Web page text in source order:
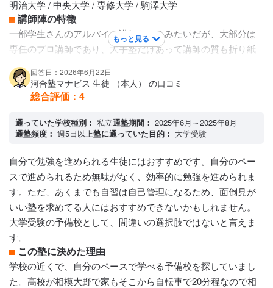
明治大学 / 中央大学 / 専修大学 / 駒澤大学
講師陣の特徴
一部学生さんのアルバイト講師もいるみたいだが、大部分は
専任のプロ講師であり、大手塾だけあって講師の質も折り紙
間違い。信じて付いて行けばそれなりの成績になっていくと
思われる。
年間通して、テキストベースに講師の説明を聴いていく聴講
方式の対面授業であった。年度の初め頃は基礎的な内容を中
ード的な内容に徐々にシフトしていき、最後は過去問に付随
した内容及び問題へのアプローチの仕方を学習していく感じ
かな？
保護者への連絡手段
電話連絡
アクセス・周りの環境
駅近くに立地している。大通りにあっても比較的静かな環境
にある。
もっと見る
回答日：2026年6月22日
河合塾マナビス 生徒 （本人） の口コミ
総合評価： 4
通っていた学校種別： 私立通塾期間： 2025年6月～2025年8月
通塾頻度： 週5日以上塾に通っていた目的： 大学受験
自分で勉強を進められる生徒にはおすすめです。自分のペー
スで進められるため無駄がなく、効率的に勉強を進められま
す。ただ、あくまでも自習は自己管理になるため、面倒見が
いい塾を求めてる人にはおすすめできないかもしれません。
大学受験の予備校として、間違いの選択肢ではないと言えま
す。
この塾に決めた理由
学校の近くで、自分のペースで学べる予備校を探していまし
た。高校が相模大野で家もそこから自転車で20分程なので相